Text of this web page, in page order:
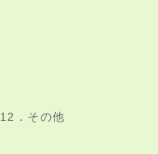
12．その他